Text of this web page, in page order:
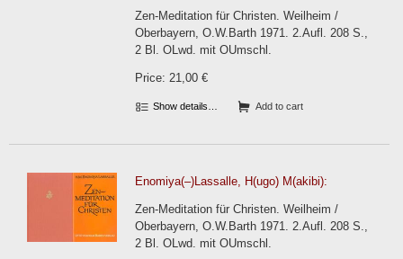
Zen-Meditation für Christen. Weilheim /
Oberbayern, O.W.Barth 1971. 2.Aufl. 208 S.,
2 Bl. OLwd. mit OUmschl.
Price: 21,00 €
Show details… Add to cart
Enomiya(–)Lassalle, H(ugo) M(akibi):
Zen-Meditation für Christen. Weilheim /
Oberbayern, O.W.Barth 1971. 2.Aufl. 208 S.,
2 Bl. OLwd. mit OUmschl.